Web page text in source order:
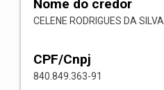
Nome do credor
CELENE RODRIGUES DA SILVA
CPF/Cnpj
840.849.363-91